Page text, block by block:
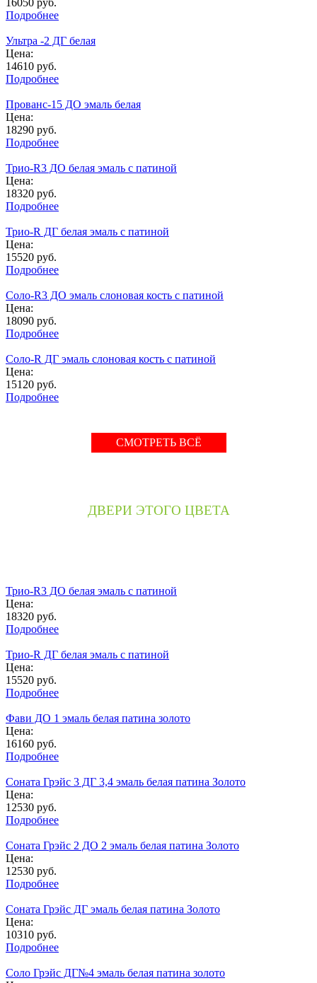
Подробнее
Ультра -2 ДГ белая
Цена:
14610 руб.
Подробнее
Прованс-15 ДО эмаль белая
Цена:
18290 руб.
Подробнее
Трио-R3 ДО белая эмаль с патиной
Цена:
18320 руб.
Подробнее
Трио-R ДГ белая эмаль с патиной
Цена:
15520 руб.
Подробнее
Соло-R3 ДО эмаль слоновая кость с патиной
Цена:
18090 руб.
Подробнее
Соло-R ДГ эмаль слоновая кость с патиной
Цена:
15120 руб.
Подробнее
СМОТРЕТЬ ВСЁ
ДВЕРИ ЭТОГО ЦВЕТА
Трио-R3 ДО белая эмаль с патиной
Цена:
18320 руб.
Подробнее
Трио-R ДГ белая эмаль с патиной
Цена:
15520 руб.
Подробнее
Фави ДО 1 эмаль белая патина золото
Цена:
16160 руб.
Подробнее
Соната Грэйс 3 ДГ 3,4 эмаль белая патина Золото
Цена:
12530 руб.
Подробнее
Соната Грэйс 2 ДО 2 эмаль белая патина Золото
Цена:
12530 руб.
Подробнее
Соната Грэйс ДГ эмаль белая патина Золото
Цена:
10310 руб.
Подробнее
Соло Грэйс ДГ№4 эмаль белая патина золото